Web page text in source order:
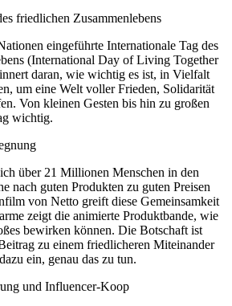
friedlichen Zusammenlebens
eingeführte Internationale Tag des
(International Day of Living Together
daran, wie wichtig es ist, in Vielfalt
um eine Welt voller Frieden, Solidarität
Von kleinen Gesten bis hin zu großen
wichtig.
über 21 Millionen Menschen in den
nach guten Produkten zu guten Preisen
von Netto greift diese Gemeinsamkeit
zeigt die animierte Produktbande, wie
bewirken können. Die Botschaft ist
zu einem friedlicheren Miteinander
ein, genau das zu tun.
und Influencer-Koop